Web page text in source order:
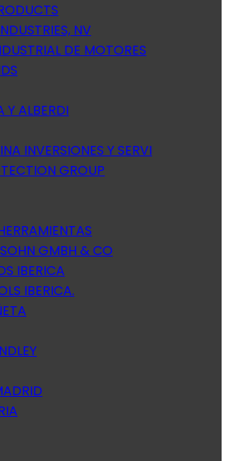
NV
DE MOTORES
Y ALBERDI
INVERSIONES Y SERVI
GROUP
GMBH & CO
IBERICA
IBERICA.